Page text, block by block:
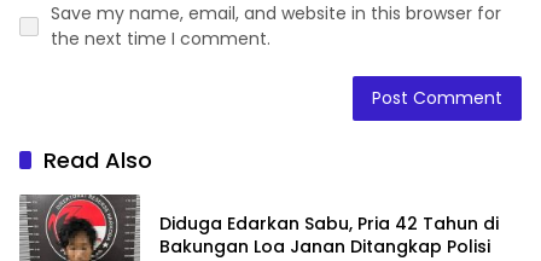
Save my name, email, and website in this browser for
the next time I comment.
Read Also
Diduga Edarkan Sabu, Pria 42 Tahun di
Bakungan Loa Janan Ditangkap Polisi